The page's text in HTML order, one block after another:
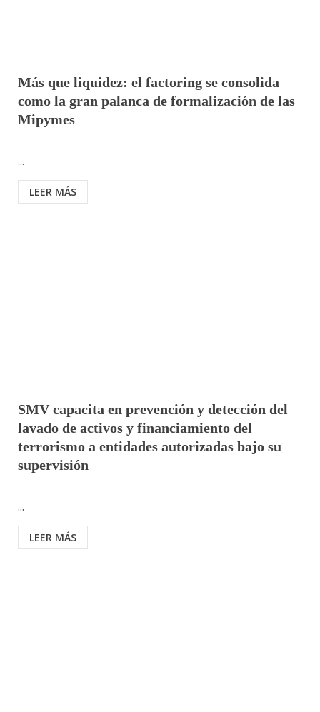
Más que liquidez: el factoring se consolida
como la gran palanca de formalización de las
Mipymes
...
LEER MÁS
SMV capacita en prevención y detección del
lavado de activos y financiamiento del
terrorismo a entidades autorizadas bajo su
supervisión
...
LEER MÁS